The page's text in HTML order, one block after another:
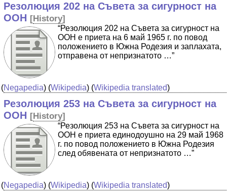
Резолюция 202 на Съвета за сигурност на
ООН [History]
“Резолюция 202 на Съвета за сигурност на
ООН е приета на 6 май 1965 г. по повод
положението в Южна Родезия и заплахата,
отправена от непризнатото …”
(Negapedia) (Wikipedia) (Wikipedia translated)
Резолюция 253 на Съвета за сигурност на
ООН [History]
“Резолюция 253 на Съвета за сигурност на
ООН е приета единодоушно на 29 май 1968
г. по повод положението в Южна Родезия
след обявената от непризнатото …”
(Negapedia) (Wikipedia) (Wikipedia translated)